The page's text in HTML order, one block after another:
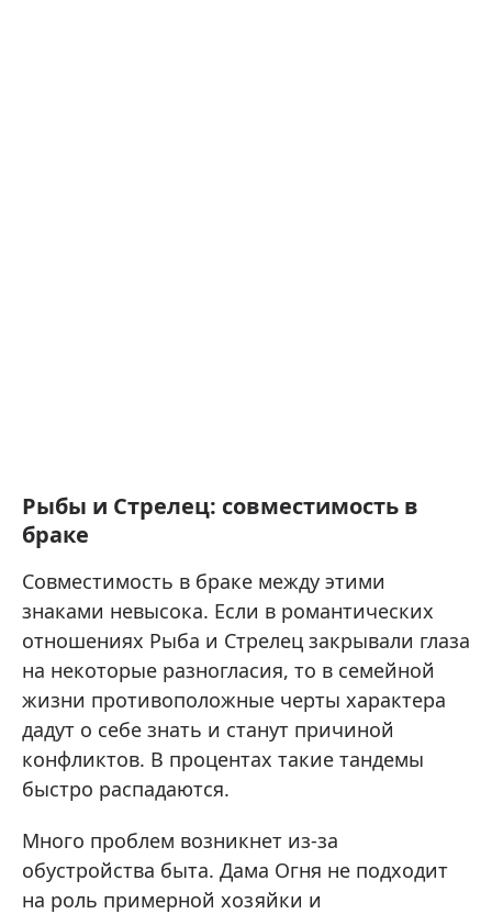
Рыбы и Стрелец: совместимость в
браке
Совместимость в браке между этими
знаками невысока. Если в романтических
отношениях Рыба и Стрелец закрывали глаза
на некоторые разногласия, то в семейной
жизни противоположные черты характера
дадут о себе знать и станут причиной
конфликтов. В процентах такие тандемы
быстро распадаются.
Много проблем возникнет из-за
обустройства быта. Дама Огня не подходит
на роль примерной хозяйки и